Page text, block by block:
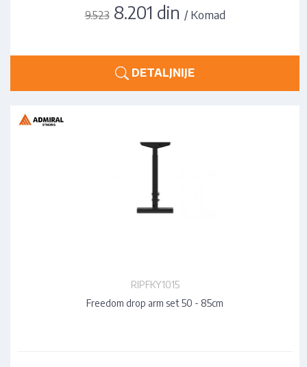
9.5238.201 din / Komad
DETALJNIJE
RIPFKY1015
Freedom drop arm set 50 - 85cm